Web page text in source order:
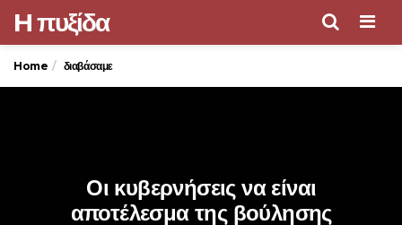
H πυξίδα
Home διαβάσαμε
Οι κυβερνήσεις να είναι
αποτέλεσμα της βούλησης